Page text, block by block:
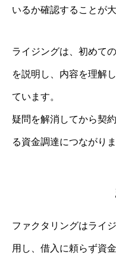
いるか確認することが大
ライジングは、初めて
を説明し、内容を理解
ています。
疑問を解消してから契
る資金調達につながりま
ファクタリングはライ
用し、借入に頼らず資